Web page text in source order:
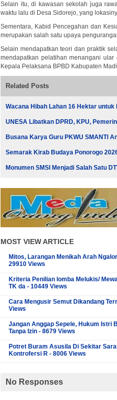
Selain itu, di kawasan sekolah juga
waktu lalu di Desa Sidorejo, yang
Sementara, Kabid Pencegahan dan
merupakan salah satu upaya
Selain mendapatkan teori dan praktik
mendapatkan pelatihan menangani
Kepala Pelaksana BPBD Kabupaten
Related Posts
Wacana Hibah Lahan 16 Hektar
UNESA Libatkan DPRD, KPU,
Busana Karya Guru PKWU SMANTI
Semarak Kirab Budaya Ponorogo
Monumen SMSI Menjadi Salah Satu
MOST VIEW ARTICLE
Mitos, Larangan Menikah Arah
29910 Views
Kriteria Penilian lomba Melukis/
TK da - 10449 Views
Cara Mengusir Semut Dikandang
Views
Jangan Anggap Sepele, Hukum Istri
Tanpa Izin - 8679 Views
Potret Buram Asusila Di Sekitar
Kontrofersi R - 8006 Views
No Responses